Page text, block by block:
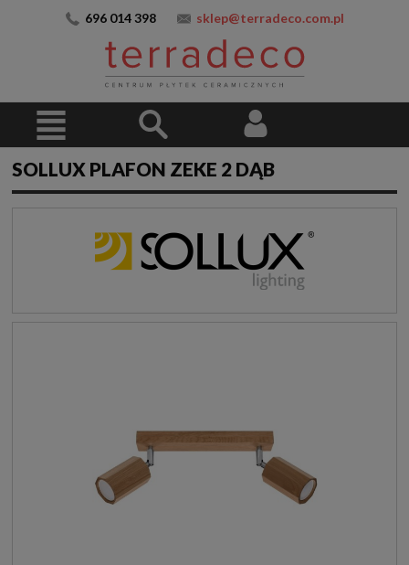
696 014 398 sklep@terradeco.com.pl
SOLLUX PLAFON ZEKE 2 DĄB